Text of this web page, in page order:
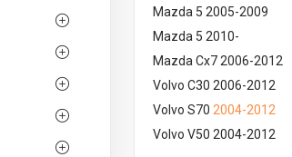
Mazda 5 2005-2009
Mazda 5 2010-
Mazda Cx7 2006-2012
Volvo C30 2006-2012
Volvo S70 2004-2012
Volvo V50 2004-2012